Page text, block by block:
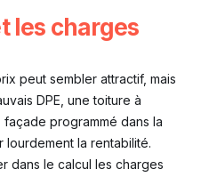
les charges
peut sembler attractif, mais
DPE, une toiture à
programmé dans la
la rentabilité.
dans le calcul les charges